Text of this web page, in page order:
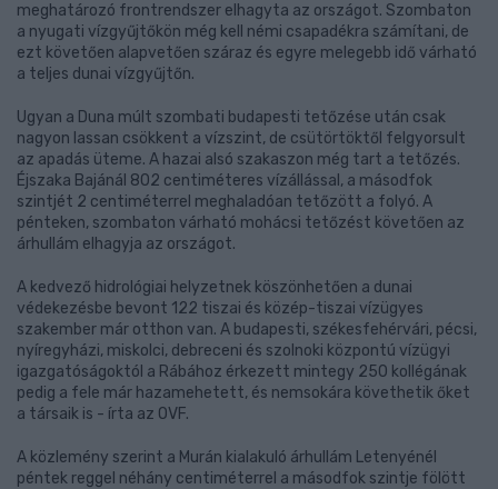
meghatározó frontrendszer elhagyta az országot. Szombaton
a nyugati vízgyűjtőkön még kell némi csapadékra számítani, de
ezt követően alapvetően száraz és egyre melegebb idő várható
a teljes dunai vízgyűjtőn.
Ugyan a Duna múlt szombati budapesti tetőzése után csak
nagyon lassan csökkent a vízszint, de csütörtöktől felgyorsult
az apadás üteme. A hazai alsó szakaszon még tart a tetőzés.
Éjszaka Bajánál 802 centiméteres vízállással, a másodfok
szintjét 2 centiméterrel meghaladóan tetőzött a folyó. A
pénteken, szombaton várható mohácsi tetőzést követően az
árhullám elhagyja az országot.
A kedvező hidrológiai helyzetnek köszönhetően a dunai
védekezésbe bevont 122 tiszai és közép-tiszai vízügyes
szakember már otthon van. A budapesti, székesfehérvári, pécsi,
nyíregyházi, miskolci, debreceni és szolnoki központú vízügyi
igazgatóságoktól a Rábához érkezett mintegy 250 kollégának
pedig a fele már hazamehetett, és nemsokára követhetik őket
a társaik is - írta az OVF.
A közlemény szerint a Murán kialakuló árhullám Letenyénél
péntek reggel néhány centiméterrel a másodfok szintje fölött